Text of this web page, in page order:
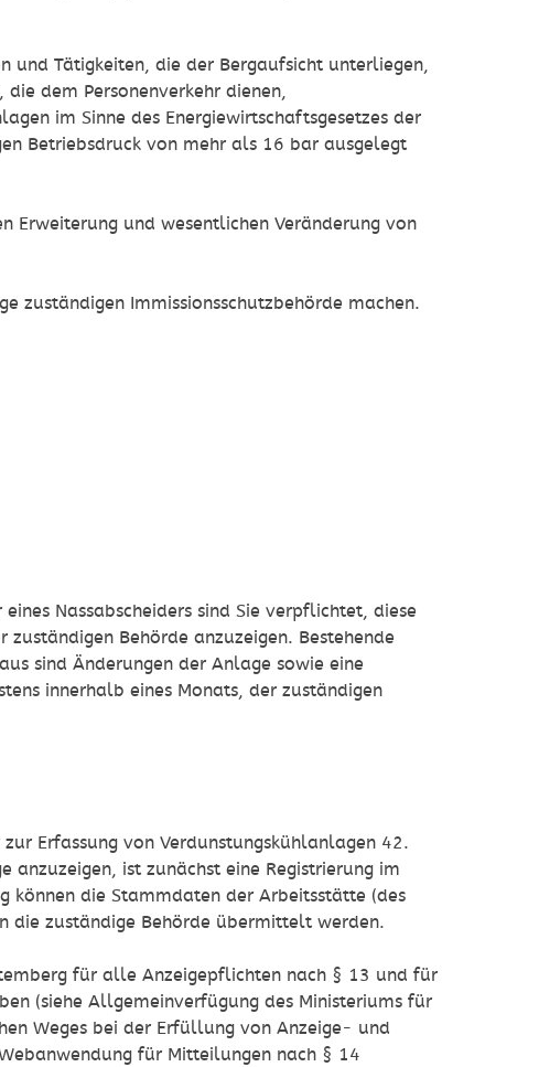
und Tätigkeiten, die der Bergaufsicht unterliegen,
dem Personenverkehr dienen,
im Sinne des Energiewirtschaftsgesetzes der
Betriebsdruck von mehr als 16 bar ausgelegt
Erweiterung und wesentlichen Veränderung von
zuständigen Immissionsschutzbehörde machen.
Nassabscheiders sind Sie verpflichtet, diese
Behörde anzuzeigen. Bestehende
sindÄnderungen der Anlage sowie eine
innerhalb eines Monats, der zuständigen
Erfassung von Verdunstungskühlanlagen 42.
anzuzeigen, ist zunächst eine Registrierung im
können die Stammdaten der Arbeitsstätte (des
die zuständige Behörde übermittelt werden.
für alle Anzeigepflichten nach § 13 und für
(siehe Allgemeinverfügung des Ministeriums für
Weges bei der Erfüllung von Anzeige- und
für Mitteilungen nach § 14